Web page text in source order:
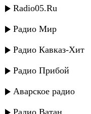
Radio05.Ru
Радио Мир
Радио Кавказ-Хит
Радио Прибой
Аварское радио
Радио Ватан
Инна и